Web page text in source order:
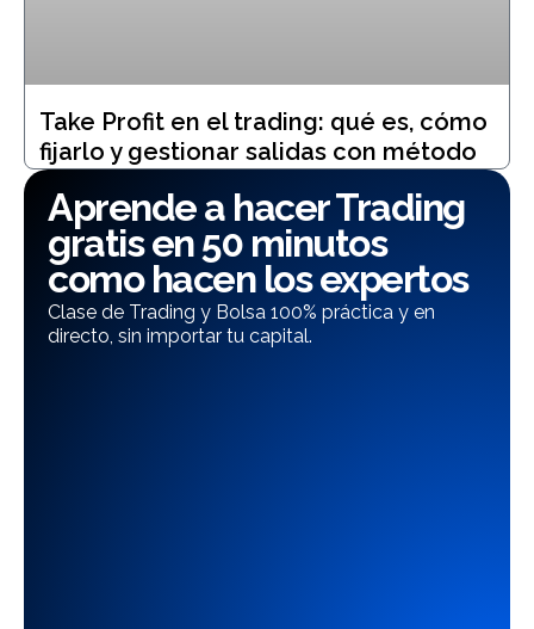
Take Profit en el trading: qué es, cómo
fijarlo y gestionar salidas con método
Aprende a hacer Trading
gratis en 50 minutos
como hacen los expertos
Clase de Trading y Bolsa 100% práctica y en
directo, sin importar tu capital.